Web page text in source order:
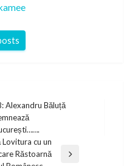
Alexandru Băluță
Lovitura cu un
Răstoarnă